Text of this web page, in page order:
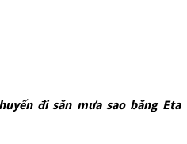
đi săn mưa sao băng Eta